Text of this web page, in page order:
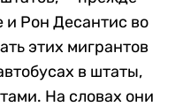
и Рон Десантис во
этих мигрантов
в штаты,
На словах они